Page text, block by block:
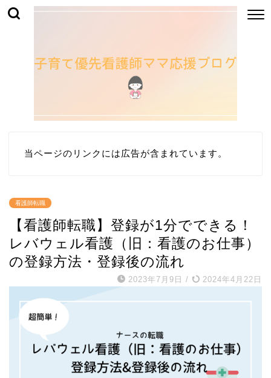
当ページのリンクには広告が含まれています。
看護師転職
【看護師転職】登録が1分でできる！
レバウェル看護（旧：看護のお仕事）
の登録方法・登録後の流れ
2023年7月9日 / 2024年4月22日